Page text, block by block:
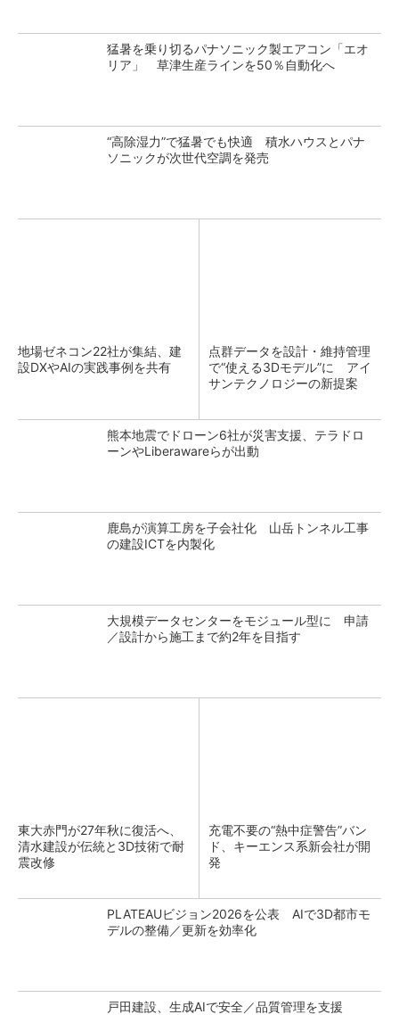
猛暑を乗り切るパナソニック製エアコン「エオ
リア」 草津生産ラインを50％自動化へ
“高除湿力”で猛暑でも快適 積水ハウスとパナ
ソニックが次世代空調を発売
地場ゼネコン22社が集結、建
設DXやAIの実践事例を共有
点群データを設計・維持管理
で“使える3Dモデル”に アイ
サンテクノロジーの新提案
熊本地震でドローン6社が災害支援、テラドロ
ーンやLiberawareらが出動
鹿島が演算工房を子会社化 山岳トンネル工事
の建設ICTを内製化
大規模データセンターをモジュール型に 申請
／設計から施工まで約2年を目指す
東大赤門が27年秋に復活へ、
清水建設が伝統と3D技術で耐
震改修
充電不要の“熱中症警告”バン
ド、キーエンス系新会社が開
発
PLATEAUビジョン2026を公表 AIで3D都市モ
デルの整備／更新を効率化
戸田建設、生成AIで安全／品質管理を支援